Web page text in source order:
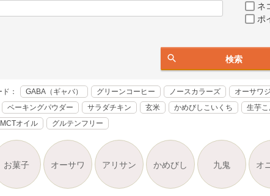
ネ
ポ
検索
： GABA（ギャバ） グリーンコーヒー ノースカラーズ オーサワ
ベーキングパウダー サラダチキン 玄米 かめびしこいくち 生芋こ
MCTオイル グルテンフリー
お菓子 オーサワ アリサン かめびし 九鬼 オ